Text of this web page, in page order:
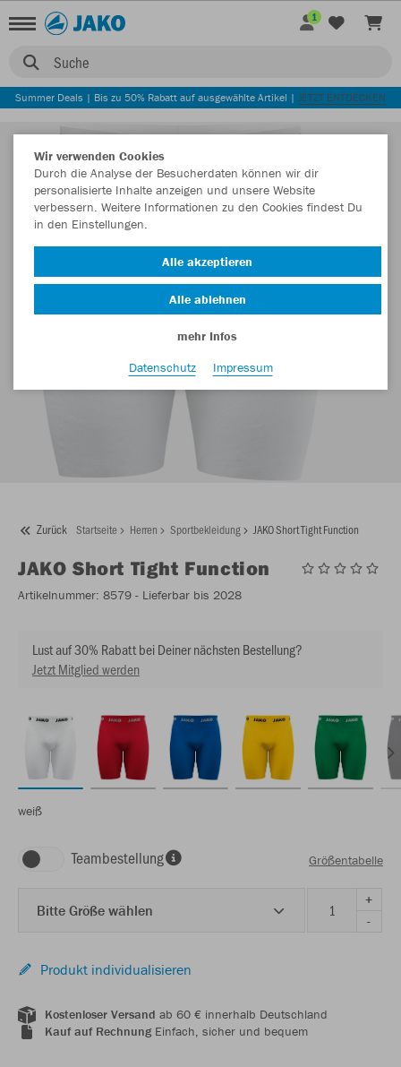
Suche
1
Summer Deals | Bis zu 50% Rabatt auf ausgewählte Artikel | JETZT ENTDECKEN
Zurück Startseite Herren Sportbekleidung JAKO Short Tight Function
JAKO Short Tight Function
Artikelnummer: 8579 - Lieferbar bis 2028
Lust auf 30% Rabatt bei Deiner nächsten Bestellung?
Jetzt Mitglied werden
weiß
Teambestellung Größentabelle
Bitte Größe wählen
+
-
Produkt individualisieren
Kostenloser Versand ab 60 € innerhalb Deutschland
Kauf auf RechnungEinfach, sicher und bequem
Wir verwenden Cookies
Durch die Analyse der Besucherdaten können wir dir
personalisierte Inhalte anzeigen und unsere Website
verbessern. Weitere Informationen zu den Cookies findest Du
in den Einstellungen.
Alle akzeptieren
Alle ablehnen
mehr Infos
Datenschutz
Impressum